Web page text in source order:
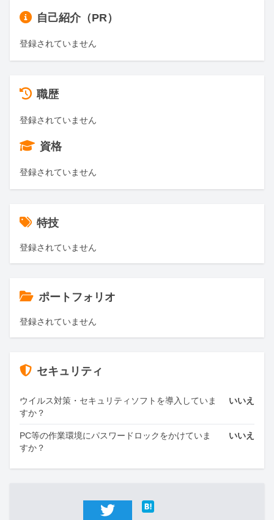
自己紹介（PR）
登録されていません
職歴
登録されていません
資格
登録されていません
特技
登録されていません
ポートフォリオ
登録されていません
セキュリティ
ウイルス対策・セキュリティソフトを導入していま
すか？
いいえ
PC等の作業環境にパスワードロックをかけていま
すか？
いいえ